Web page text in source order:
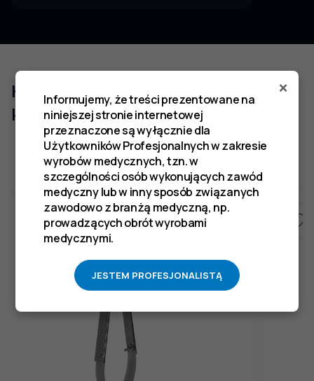
Klienci którzy zakupili ten produkt
kupili również
×
Informujemy, że treści prezentowane na
niniejszej stronie internetowej
przeznaczone są wyłącznie dla
Użytkowników Profesjonalnych w zakresie
wyrobów medycznych, tzn. w
szczególności osób wykonujących zawód
medyczny lub w inny sposób związanych
zawodowo z branżą medyczną, np.
prowadzących obrót wyrobami
medycznymi.
JESTEM PROFESJONALISTĄ